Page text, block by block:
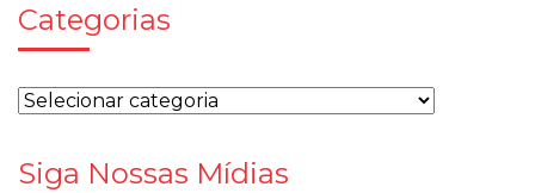
Categorias
Siga Nossas Mídias